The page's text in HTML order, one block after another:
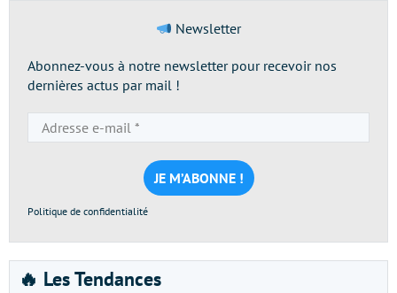
Newsletter
Abonnez-vous à notre newsletter pour recevoir nos
dernières actus par mail !
e-
mail
*
Politique de confidentialité
🔥 Les Tendances